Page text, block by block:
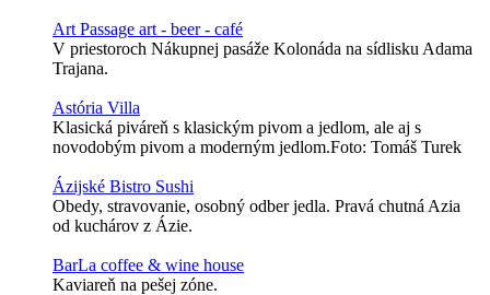
Art Passage art - beer - café
V priestoroch Nákupnej pasáže Kolonáda na sídlisku Adama
Trajana.
Astória Villa
Klasická piváreň s klasickým pivom a jedlom, ale aj s
novodobým pivom a moderným jedlom.Foto: Tomáš Turek
Ázijské Bistro Sushi
Obedy, stravovanie, osobný odber jedla. Pravá chutná Azia
od kuchárov z Ázie.
BarLa coffee & wine house
Kaviareň na pešej zóne.